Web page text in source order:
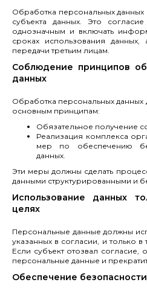
Обработка персональных данных
субъекта данных. Это
однозначным и включать
сроках использования
передачи третьим лицам.
Соблюдение принципов
данных
Обработка персональных данных
основным принципам:
Обязательное получение
Реализация комплекса
мер по обеспечению
данных.
Эти меры должны сделать
данными структурированными и
Использование данных
целях
Персональные данные должны
указанных в согласии, и только
Если субъект отозвал согласие,
персональные данные и
Обеспечение